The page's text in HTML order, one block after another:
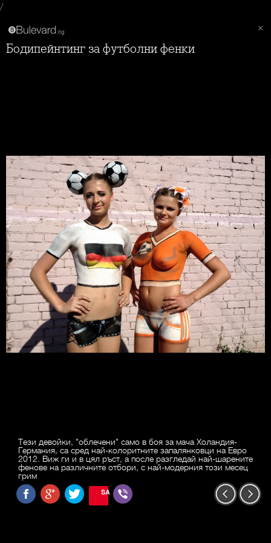
/
Бодипейнтинг за футболни фенки
Тези девойки, "облечени" само в боя за мача Холандия-
Германия, са сред най-колоритните запалянковци на Евро
2012. Виж ги и в цял ръст, а после разгледай най-шарените
фенове на различните отбори, с най-модерния този месец
грим
SAVE